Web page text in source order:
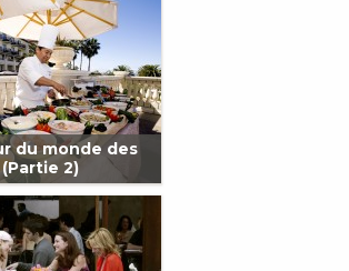
du monde des
2)